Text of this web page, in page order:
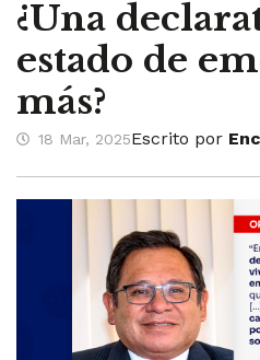
¿Una
estado de
más?
18 Mar, 2025Escrito por